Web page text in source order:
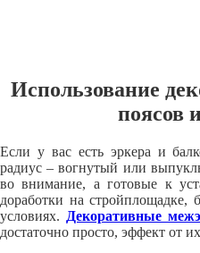
Использование
поясов
Если у вас есть эркера и
радиус – вогнутый или
во внимание, а готовые к
доработки на стройплощадке,
условиях. Декоративные
достаточно просто, эффект от